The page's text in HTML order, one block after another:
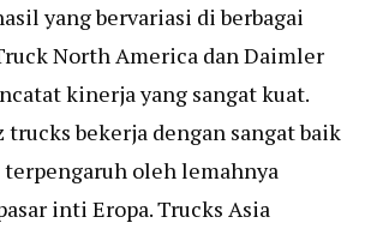
yang bervariasi di berbagai
North America dan Daimler
kinerja yang sangat kuat.
trucks bekerja dengan sangat baik
oleh lemahnya
inti Eropa. Trucks Asia